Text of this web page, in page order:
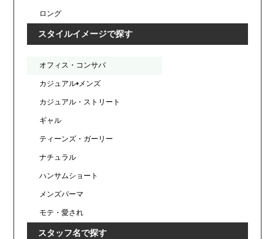
ロング
スタイルイメージで探す
オフィス・コンサバ
カジュアル•メンズ
カジュアル・ストリート
ギャル
ティーンズ・ガーリー
ナチュラル
ハンサムショート
メンズパーマ
モテ・愛され
スタッフ名で探す